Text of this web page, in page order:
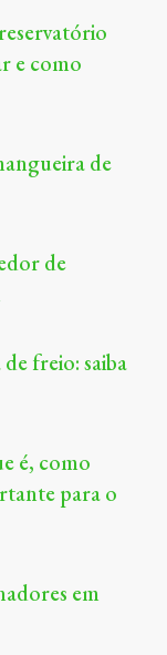
e como
de
de
freio: saiba
é, como
para o
em